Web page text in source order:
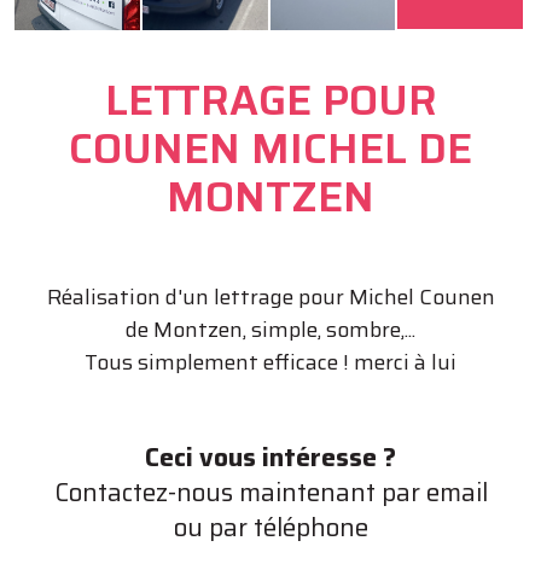
LETTRAGE POUR
COUNEN MICHEL DE
MONTZEN
Réalisation d'un lettrage pour Michel Counen
de Montzen, simple, sombre,...
Tous simplement efficace ! merci à lui
Ceci vous intéresse ?
Contactez-nous maintenant par email
ou par téléphone